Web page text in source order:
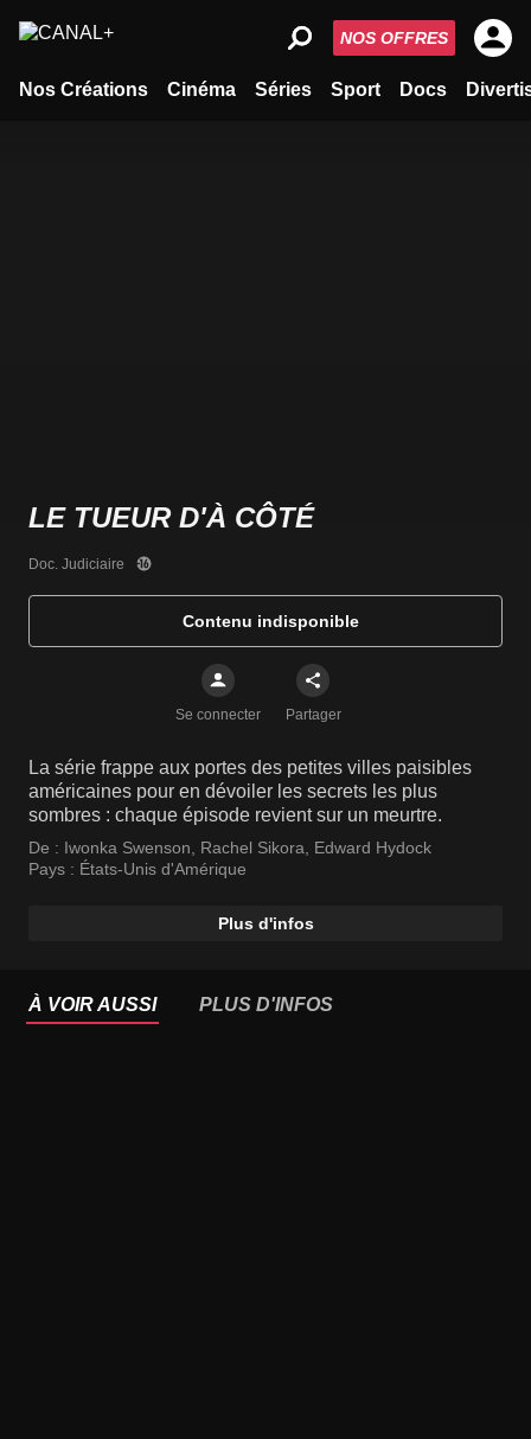
Nos Créations Cinéma Séries Sport Docs
NOS OFFRES
LE TUEUR D'À CÔTÉ
Doc. Judiciaire
Contenu indisponible
Se connecter Partager
La série frappe aux portes des petites villes paisibles
américaines pour en dévoiler les secrets les plus
sombres : chaque épisode revient sur un meurtre.
De : Iwonka Swenson Rachel Sikora
Edward Hydock
Pays : États-Unis d'Amérique
Plus d'infos
À VOIR AUSSI PLUS D'INFOS